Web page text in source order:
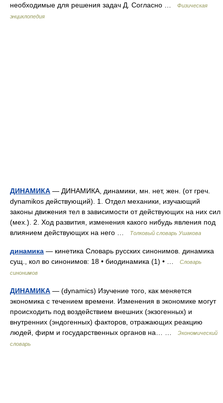
необходимые для решения задач Д. Согласно …
Физическая
энциклопедия
ДИНАМИКА — ДИНАМИКА, динамики, мн. нет, жен. (от греч.
dynamikos действующий). 1. Отдел механики, изучающий
законы движения тел в зависимости от действующих на них сил
(мех.). 2. Ход развития, изменения какого нибудь явления под
влиянием действующих на него …
Толковый словарь Ушакова
динамика — кинетика Словарь русских синонимов. динамика
сущ., кол во синонимов: 18 • биодинамика (1) • …
Словарь
синонимов
ДИНАМИКА — (dynamics) Изучение того, как меняется
экономика с течением времени. Изменения в экономике могут
происходить под воздействием внешних (экзогенных) и
внутренних (эндогенных) факторов, отражающих реакцию
людей, фирм и государственных органов на… …
Экономический
словарь